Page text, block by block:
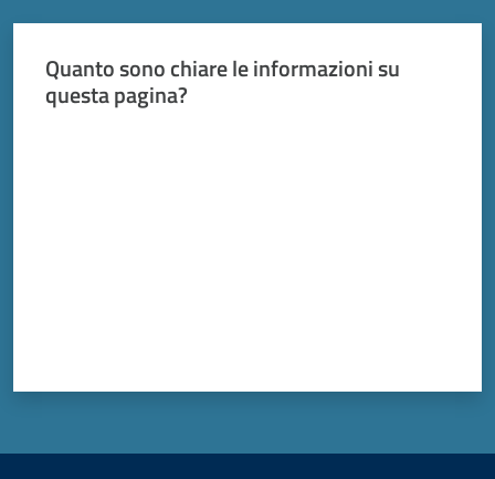
Quanto sono chiare le informazioni su
questa pagina?